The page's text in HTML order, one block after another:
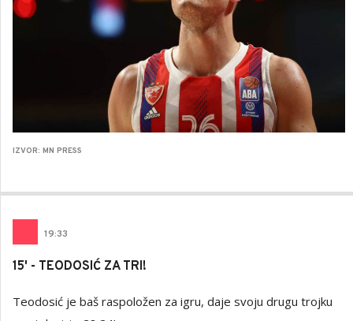
IZVOR: MN PRESS
19:33
15' - TEODOSIĆ ZA TRI!
Teodosić je baš raspoložen za igru, daje svoju drugu trojku